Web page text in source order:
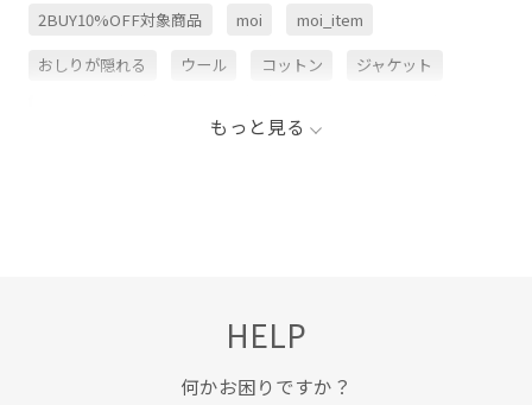
2BUY10%OFF対象商品 moi moi_item
おしりが隠れる ウール コットン ジャケット
もっと見る
HELP
何かお困りですか？